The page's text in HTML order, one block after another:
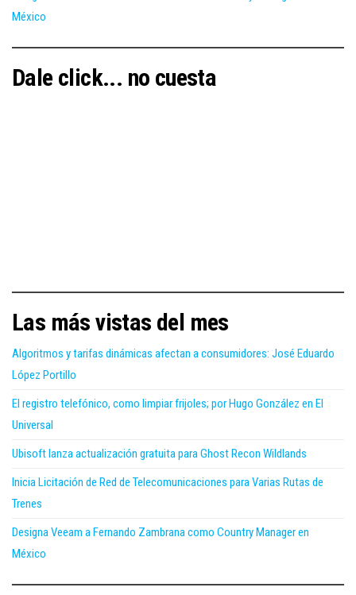
México
Dale click... no cuesta
Las más vistas del mes
Algoritmos y tarifas dinámicas afectan a consumidores: José Eduardo
López Portillo
El registro telefónico, como limpiar frijoles; por Hugo González en El
Universal
Ubisoft lanza actualización gratuita para Ghost Recon Wildlands
Inicia Licitación de Red de Telecomunicaciones para Varias Rutas de
Trenes
Designa Veeam a Fernando Zambrana como Country Manager en
México